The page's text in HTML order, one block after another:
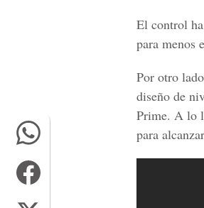
El control
para menos
Por otro
diseño de
Prime. A lo
para